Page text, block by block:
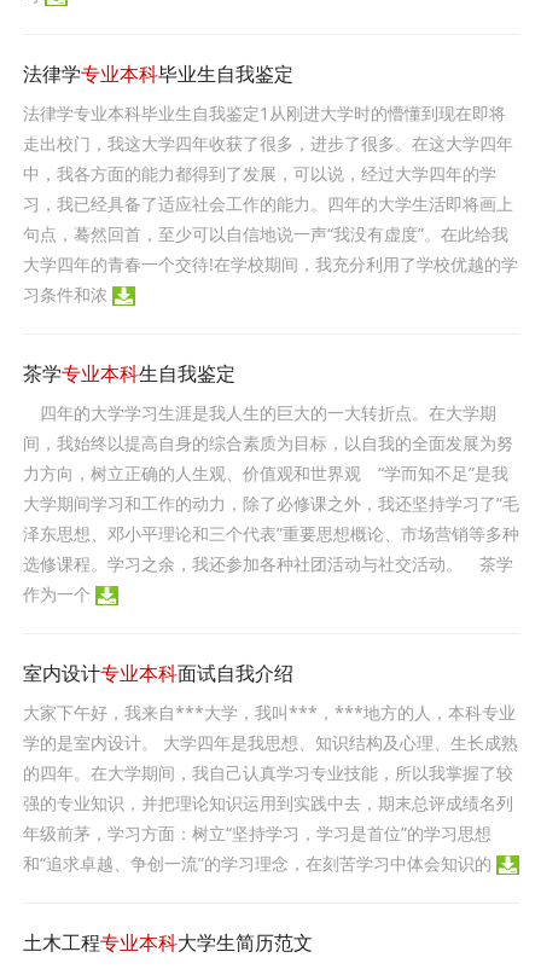
法律学专业本科毕业生自我鉴定
法律学专业本科毕业生自我鉴定1从刚进大学时的懵懂到现在即将
走出校门，我这大学四年收获了很多，进步了很多。在这大学四年
中，我各方面的能力都得到了发展，可以说，经过大学四年的学
习，我已经具备了适应社会工作的能力。四年的大学生活即将画上
句点，蓦然回首，至少可以自信地说一声“我没有虚度”。在此给我
大学四年的青春一个交待!在学校期间，我充分利用了学校优越的学
习条件和浓
茶学专业本科生自我鉴定
四年的大学学习生涯是我人生的巨大的一大转折点。在大学期
间，我始终以提高自身的综合素质为目标，以自我的全面发展为努
力方向，树立正确的人生观、价值观和世界观 “学而知不足”是我
大学期间学习和工作的动力，除了必修课之外，我还坚持学习了“毛
泽东思想、邓小平理论和三个代表”重要思想概论、市场营销等多种
选修课程。学习之余，我还参加各种社团活动与社交活动。 茶学
作为一个
室内设计专业本科面试自我介绍
大家下午好，我来自***大学，我叫***，***地方的人，本科专业
学的是室内设计。 大学四年是我思想、知识结构及心理、生长成熟
的四年。在大学期间，我自己认真学习专业技能，所以我掌握了较
强的专业知识，并把理论知识运用到实践中去，期末总评成绩名列
年级前茅，学习方面：树立“坚持学习，学习是首位”的学习思想
和“追求卓越、争创一流”的学习理念，在刻苦学习中体会知识的
土木工程专业本科大学生简历范文